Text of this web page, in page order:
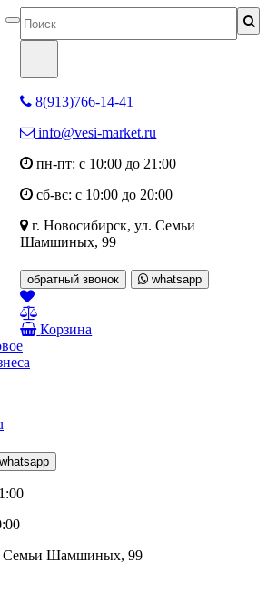
8(913)766-14-41
info@vesi-market.ru
пн-пт: с 10:00 до 21:00
сб-вс: с 10:00 до 20:00
г. Новосибирск,ул. Семьи
Шамшиных, 99
обратный звонок whatsapp
Корзина
whatsapp
Семьи Шамшиных, 99